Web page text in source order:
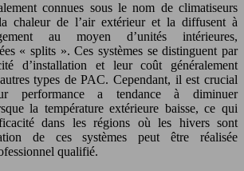
chaleur de l’air extérieur et la diffusent à
au moyen d’unités intérieures,
« splits ». Ces systèmes se distinguent par
d’installation et leur coût généralement
types de PAC. Cependant, il est crucial
performance a tendance à diminuer
la température extérieure baisse, ce qui
dans les régions où les hivers sont
de ces systèmes peut être réalisée
qualifié.